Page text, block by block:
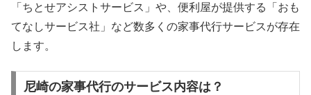
「ちとせアシストサービス」や、便利屋が提供する「おも
てなしサービス社」など数多くの家事代行サービスが存在
します。
尼崎の家事代行のサービス内容は？